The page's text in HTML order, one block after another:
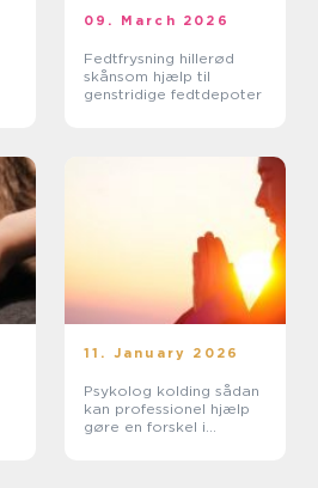
09. March 2026
Fedtfrysning hillerød
skånsom hjælp til
genstridige fedtdepoter
11. January 2026
Psykolog kolding sådan
kan professionel hjælp
gøre en forskel i